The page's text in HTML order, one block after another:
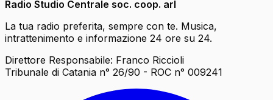
Radio Studio Centrale soc. coop. arl
La tua radio preferita, sempre con te. Musica,
intrattenimento e informazione 24 ore su 24.
Direttore Responsabile: Franco Riccioli
Tribunale di Catania n° 26/90 - ROC n° 009241